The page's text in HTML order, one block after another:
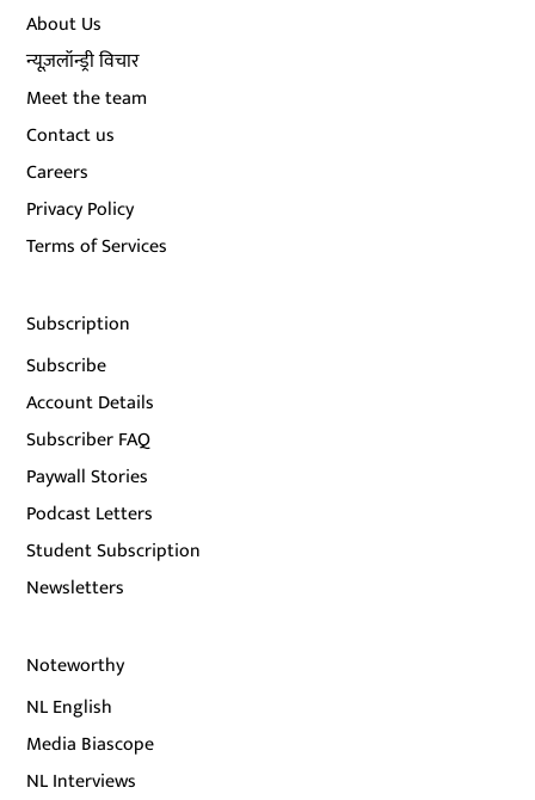
About Us
न्यूज़लॉन्ड्री विचार
Meet the team
Contact us
Careers
Privacy Policy
Terms of Services
Subscription
Subscribe
Account Details
Subscriber FAQ
Paywall Stories
Podcast Letters
Student Subscription
Newsletters
Noteworthy
NL English
Media Biascope
NL Interviews